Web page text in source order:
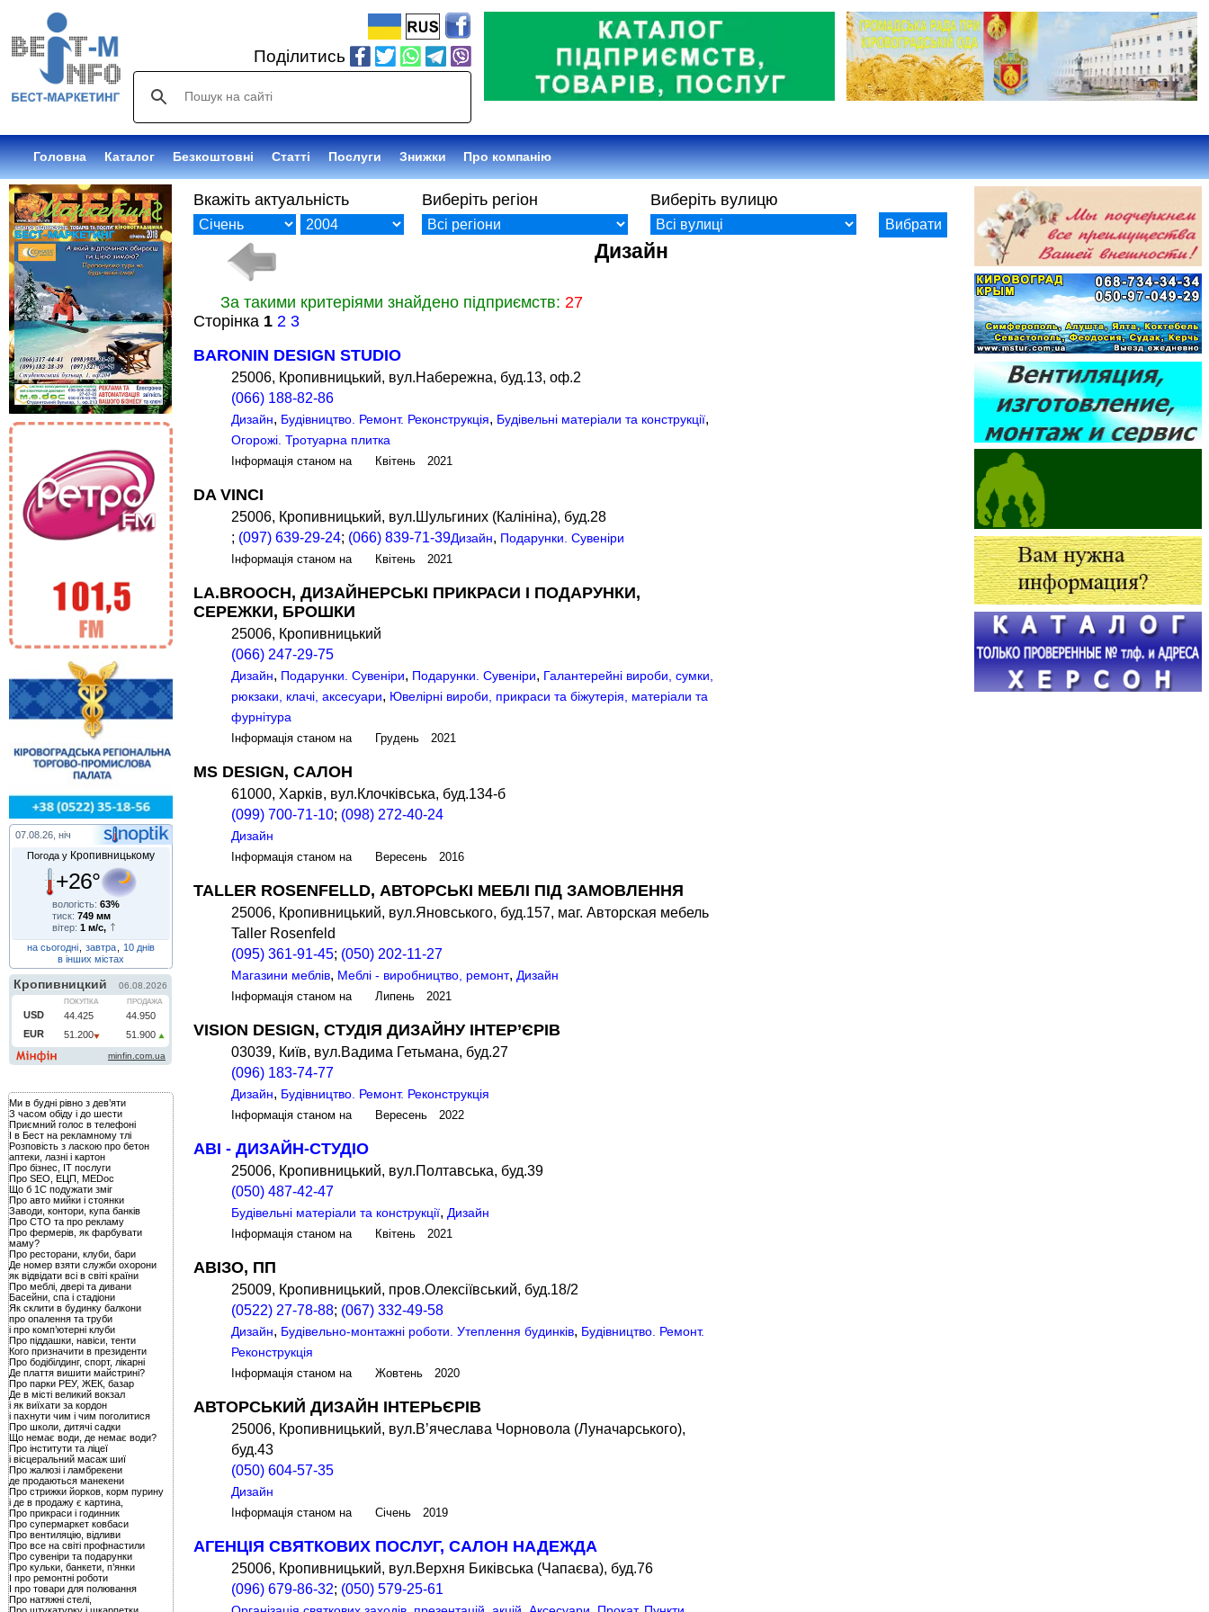
Поділитись
Головна Каталог Безкоштовні Статті Послуги Знижки Про компанію
07.08.26, ніч
Погода у Кропивницькому
+26°
вологість:63%
тиск:749 мм
вітер:1 м/с,
на сьогодні
завтра
10 днів
в інших містах
Ми в будні рівно з дев’яти
З часом обіду і до шести
Приємний голос в телефоні
І в Бест на рекламному тлі
Розповість з ласкою про бетон
аптеки, лазні і картон
Про бізнес, IT послуги
Про SEO, ЕЦП, MEDoc
Що б 1С подужати зміг
Про авто мийки і стоянки
Заводи, контори, купа банків
Про СТО та про рекламу
Про фермерів, як фарбувати
маму?
Про ресторани, клуби, бари
Де номер взяти служби охорони
як відвідати всі в світі країни
Про меблі, двері та дивани
Басейни, спа і стадіони
Як склити в будинку балкони
про опалення та труби
і про комп’ютерні клуби
Про піддашки, навіси, тенти
Кого призначити в президенти
Про бодібілдинг, спорт, лікарні
Де плаття вишити майстрині?
Про парки РЕУ, ЖЕК, базар
Де в місті великий вокзал
і як виїхати за кордон
і пахнути чим і чим поголитися
Про школи, дитячі садки
Що немає води, де немає води?
Про інститути та ліцеї
і вісцеральний масаж шиї
Про жалюзі і ламбрекени
де продаються манекени
Про стрижки йорков, корм пурину
і де в продажу є картина,
Про прикраси і годинник
Про супермаркет ковбаси
Про вентиляцію, відливи
Про все на світі профнастили
Про сувеніри та подарунки
Про кульки, банкети, п’янки
І про ремонтні роботи
І про товари для полювання
Про натяжні стелі,
Вкажіть актуальність Виберіть регіон Виберіть вулицю
Дизайн
За такими критеріями знайдено підприємств:27
Сторінка 12 3
BARONIN DESIGN STUDIO
25006, Кропивницький, вул.Набережна, буд.13, оф.2
(066) 188-82-86
Дизайн, Будівництво. Ремонт. Реконструкція, Будівельні матеріали та конструкції,
Огорожі. Тротуарна плитка
Інформація станом на Квітень 2021
DA VINCI
25006, Кропивницький, вул.Шульгиних (Калініна), буд.28
; (097) 639-29-24; (066) 839-71-39Дизайн, Подарунки. Сувеніри
Інформація станом на Квітень 2021
LA.BROOCH, ДИЗАЙНЕРСЬКІ ПРИКРАСИ І ПОДАРУНКИ,
СЕРЕЖКИ, БРОШКИ
25006, Кропивницький
(066) 247-29-75
Дизайн, Подарунки. Сувеніри, Подарунки. Сувеніри, Галантерейні вироби, сумки,
рюкзаки, клачі, аксесуари, Ювелірні вироби, прикраси та біжутерія, матеріали та
фурнітура
Інформація станом на Грудень 2021
MS DESIGN, САЛОН
61000, Харків, вул.Клочківська, буд.134-б
(099) 700-71-10; (098) 272-40-24
Дизайн
Інформація станом на Вересень 2016
TALLER ROSENFELLD, АВТОРСЬКІ МЕБЛІ ПІД ЗАМОВЛЕННЯ
25006, Кропивницький, вул.Яновського, буд.157, маг. Авторская мебель
Taller Rosenfeld
(095) 361-91-45; (050) 202-11-27
Магазини меблів, Меблі - виробництво, ремонт,Дизайн
Інформація станом на Липень 2021
VISION DESIGN, СТУДІЯ ДИЗАЙНУ ІНТЕР’ЄРІВ
03039, Київ, вул.Вадима Гетьмана, буд.27
(096) 183-74-77
Дизайн, Будівництво. Ремонт. Реконструкція
Інформація станом на Вересень 2022
АВІ - ДИЗАЙН-СТУДІО
25006, Кропивницький, вул.Полтавська, буд.39
(050) 487-42-47
Будівельні матеріали та конструкції,Дизайн
Інформація станом на Квітень 2021
АВІЗО, ПП
25009, Кропивницький, пров.Олексіївський, буд.18/2
(0522) 27-78-88; (067) 332-49-58
Дизайн, Будівельно-монтажні роботи. Утеплення будинків, Будівництво. Ремонт.
Реконструкція
Інформація станом на Жовтень 2020
АВТОРСЬКИЙ ДИЗАЙН ІНТЕРЬЄРІВ
25006, Кропивницький, вул.В’ячеслава Чорновола (Луначарського),
буд.43
(050) 604-57-35
Дизайн
Інформація станом на Січень 2019
АГЕНЦІЯ СВЯТКОВИХ ПОСЛУГ, САЛОН НАДЕЖДА
25006, Кропивницький, вул.Верхня Биківська (Чапаєва), буд.76
(096) 679-86-32; (050) 579-25-61